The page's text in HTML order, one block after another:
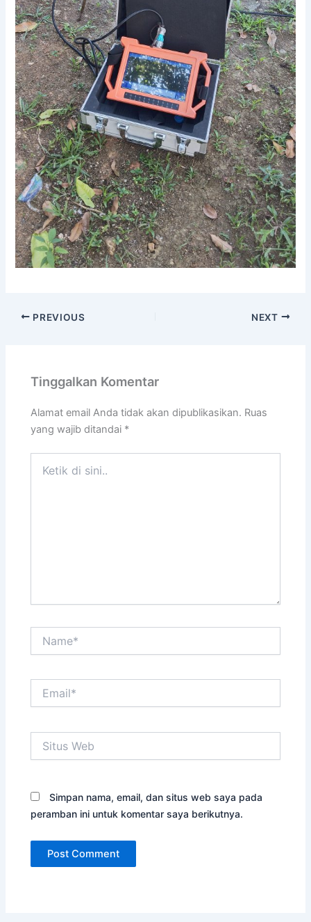
PREVIOUS NEXT
Tinggalkan Komentar
Alamat email Anda tidak akan dipublikasikan. Ruas
yang wajib ditandai *
Web
Simpan nama, email, dan situs web saya pada
peramban ini untuk komentar saya berikutnya.